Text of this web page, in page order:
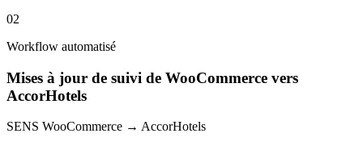
02
Workflow automatisé
Mises à jour de suivi de WooCommerce vers
AccorHotels
SENS WooCommerce → AccorHotels